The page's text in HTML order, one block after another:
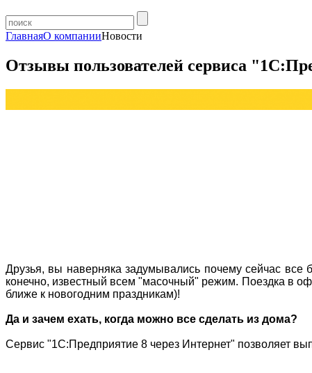
ГлавнаяО компанииНовости
Отзывы пользователей сервиса
Друзья, вы наверняка задумывались почему сейчас все
конечно, известный всем "масочный" режим. Поездка в
ближе к новогодним праздникам)!
Да и зачем ехать, когда можно все сделать из дома?
Сервис "1С:Предприятие 8 через Интернет" позволяет